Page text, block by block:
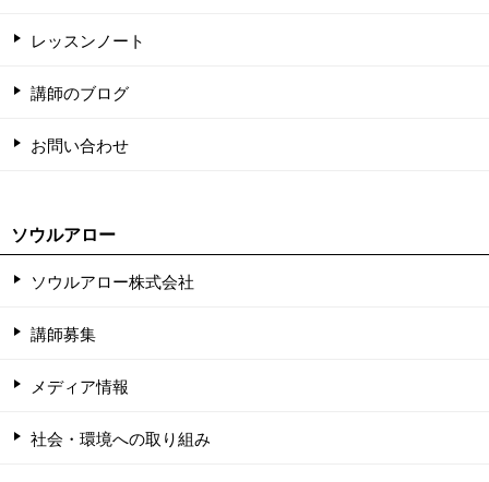
レッスンノート
講師のブログ
お問い合わせ
ソウルアロー
ソウルアロー株式会社
講師募集
メディア情報
社会・環境への取り組み